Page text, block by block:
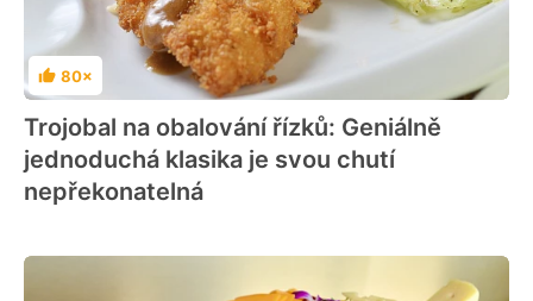
Hodnocení
80×
Trojobal na obalování řízků: Geniálně
jednoduchá klasika je svou chutí
nepřekonatelná